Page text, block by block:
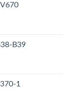
B39
1